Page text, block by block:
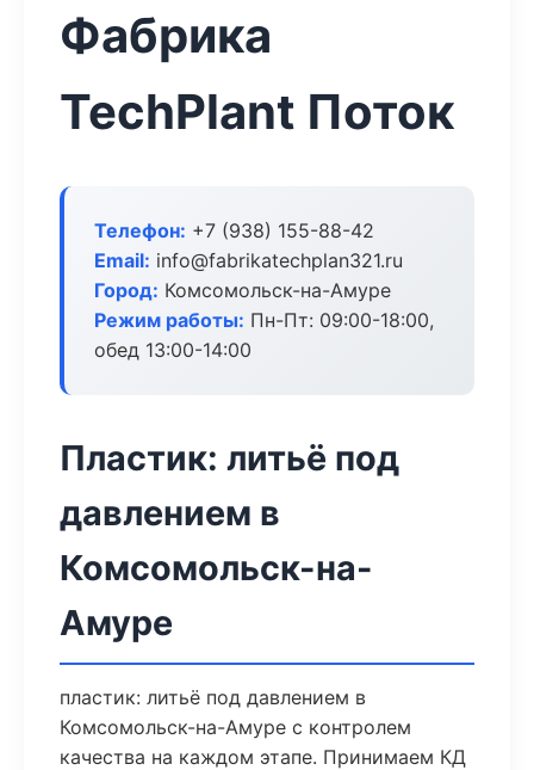
Фабрика
TechPlant Поток
Телефон: +7 (938) 155-88-42
Email: info@fabrikatechplan321.ru
Город: Комсомольск-на-Амуре
Режим работы: Пн-Пт: 09:00-18:00,
обед 13:00-14:00
Пластик: литьё под
давлением в
Комсомольск-на-
Амуре
пластик: литьё под давлением в
Комсомольск-на-Амуре с контролем
качества на каждом этапе. Принимаем КД